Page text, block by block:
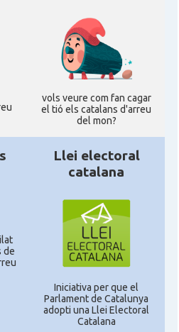
vols veure com fan cagar
el tió els catalans d'arreu
del mon?
de
Llei electoral
catalana
Iniciativa per que el
Parlament de Catalunya
adopti una Llei Electoral
Catalana